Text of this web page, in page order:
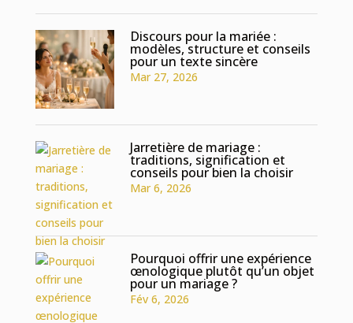
Discours pour la mariée :
modèles, structure et conseils
pour un texte sincère
Mar 27, 2026
Jarretière de mariage :
traditions, signification et
conseils pour bien la choisir
Mar 6, 2026
Pourquoi offrir une expérience
œnologique plutôt qu’un objet
pour un mariage ?
Fév 6, 2026